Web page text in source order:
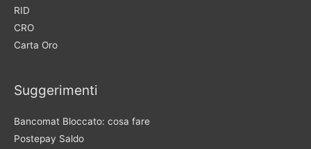
RID
CRO
Carta Oro
Suggerimenti
Bancomat Bloccato: cosa fare
Postepay Saldo